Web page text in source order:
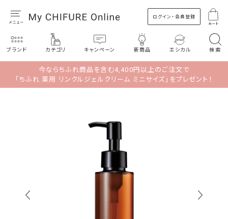
ログイン・会員登録
カート
ブランド カテゴリ キャンペーン 新商品 エシカル 検索
今ならちふれ商品を含む4,400円以上のご注文で
「ちふれ 薬用 リンクルジェルクリーム ミニサイズ」をプレゼント！